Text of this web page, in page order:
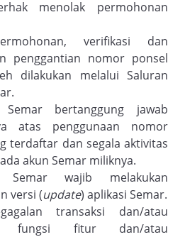
menolak permohonan
verifikasi dan
penggantian nomor ponsel
dilakukan melalui Saluran
Semar bertanggung jawab
atas penggunaan nomor
terdaftar dan segala aktivitas
akun Semar miliknya.
Semar wajib melakukan
versi (update) aplikasi Semar.
transaksi dan/atau
fungsi fitur dan/atau